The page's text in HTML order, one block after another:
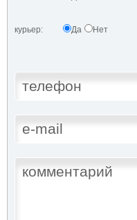
курьер: Да Нет